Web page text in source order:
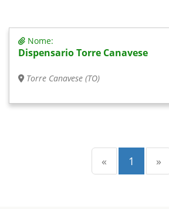
Nome:
Dispensario Torre Canavese
Torre Canavese (TO)
« Precedente
1 (current)
»